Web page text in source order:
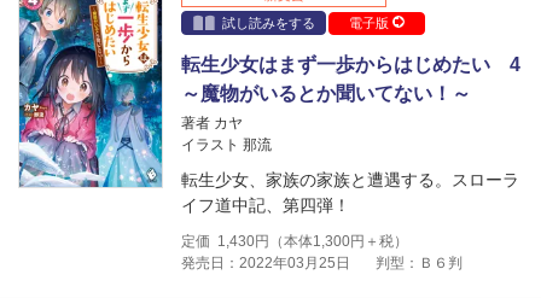
試し読みをする
電子版
転生少女はまず一歩からはじめたい 4
～魔物がいるとか聞いてない！～
著者 カヤ
イラスト 那流
転生少女、家族の家族と遭遇する。スローラ
イフ道中記、第四弾！
定価 1,430円（本体1,300円＋税）
発売日：2022年03月25日
判型：Ｂ６判